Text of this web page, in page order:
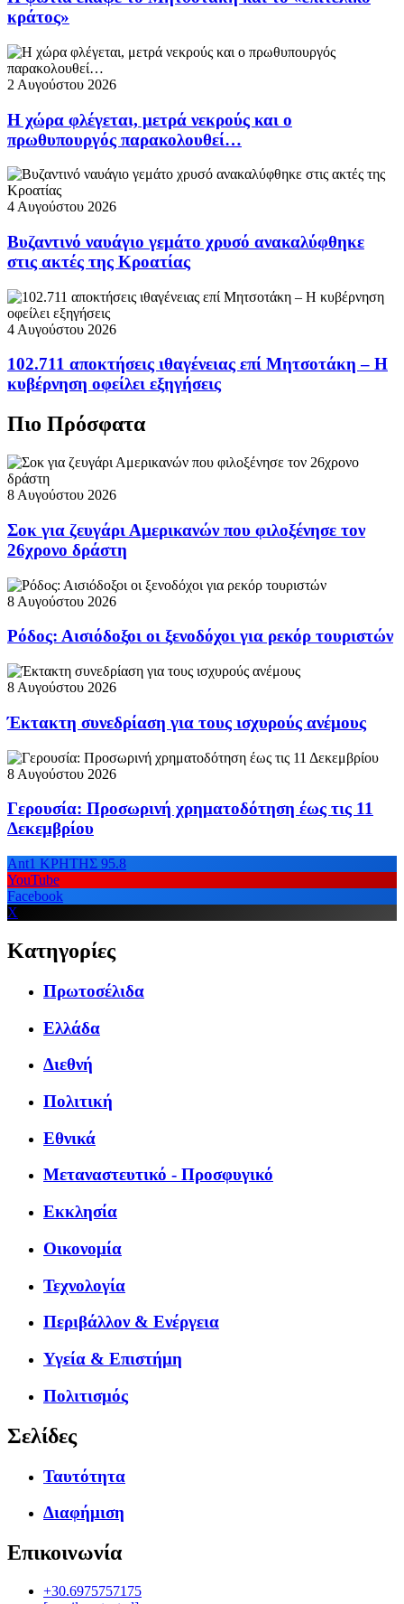
κράτος»
2 Αυγούστου 2026
Η χώρα φλέγεται, μετρά νεκρούς και ο
πρωθυπουργός παρακολουθεί…
4 Αυγούστου 2026
Βυζαντινό ναυάγιο γεμάτο χρυσό ανακαλύφθηκε
στις ακτές της Κροατίας
4 Αυγούστου 2026
102.711 αποκτήσεις ιθαγένειας επί Μητσοτάκη – Η
κυβέρνηση οφείλει εξηγήσεις
Πιο Πρόσφατα
8 Αυγούστου 2026
Σοκ για ζευγάρι Αμερικανών που φιλοξένησε τον
26χρονο δράστη
8 Αυγούστου 2026
Ρόδος: Αισιόδοξοι οι ξενοδόχοι για ρεκόρ τουριστών
8 Αυγούστου 2026
Έκτακτη συνεδρίαση για τους ισχυρούς ανέμους
8 Αυγούστου 2026
Γερουσία: Προσωρινή χρηματοδότηση έως τις 11
Δεκεμβρίου
Ant1 ΚΡΗΤΗΣ 95.8
YouTube
Facebook
X
Κατηγορίες
Πρωτοσέλιδα
Ελλάδα
Διεθνή
Πολιτική
Εθνικά
Μεταναστευτικό - Προσφυγικό
Εκκλησία
Οικονομία
Τεχνολογία
Περιβάλλον & Ενέργεια
Υγεία & Επιστήμη
Πολιτισμός
Σελίδες
Ταυτότητα
Διαφήμιση
Επικοινωνία
+30.6975757175